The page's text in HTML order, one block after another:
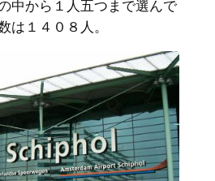
中から１人五つまで選んで
は１４０８人。